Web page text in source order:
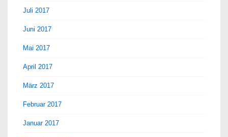
Juli 2017
Juni 2017
Mai 2017
April 2017
März 2017
Februar 2017
Januar 2017